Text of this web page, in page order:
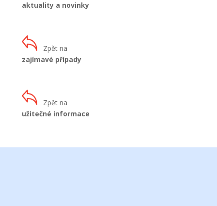
aktuality a novinky
Zpět na
zajímavé případy
Zpět na
užitečné informace